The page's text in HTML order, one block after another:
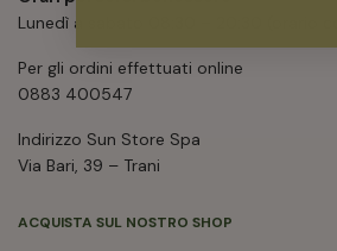
Lunedì a sabato 08:30 – 20:30 (orario
Per gli ordini effettuati online
0883 400547
Indirizzo Sun Store Spa
Via Bari, 39 – Trani
ACQUISTA SUL NOSTRO SHOP